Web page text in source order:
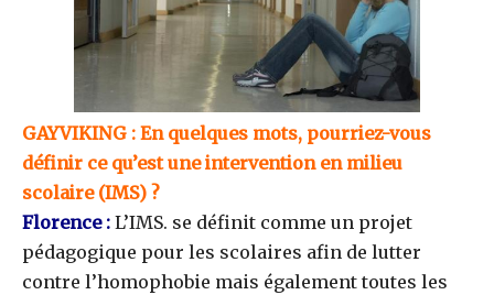
GAYVIKING : En quelques mots, pourriez-vous
définir ce qu’est une intervention en milieu
scolaire (IMS) ?
Florence : L’IMS. se définit comme un projet
pédagogique pour les scolaires afin de lutter
contre l’homophobie mais également toutes les